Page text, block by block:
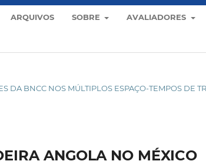
ARQUIVOS SOBRE AVALIADORES
DA BNCC NOS MÚLTIPLOS ESPAÇO-TEMPOS DE
ANGOLA NO MÉXICO